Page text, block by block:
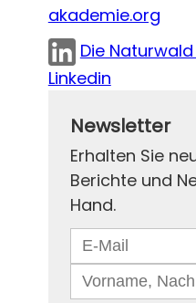
akademie.org
Die
Linkedin
Newsletter
Erhalten Sie
Berichte und
Hand.